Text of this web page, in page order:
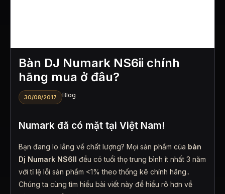
Bàn DJ Numark NS6ii chính
hãng mua ở đâu?
30/08/2017 Blog
Numark đã có mặt tại Việt Nam!
Bạn đang lo lắng về chất lượng? Mọi sản phẩm của bàn
Dj Numark NS6II
đều có tuổi thọ trung bình ít nhất 3 năm
với tỉ lệ lỗi sản phẩm <1% theo thống kê chính hãng..
Chúng ta cùng tìm hiểu bài viết này để hiểu rõ hơn về